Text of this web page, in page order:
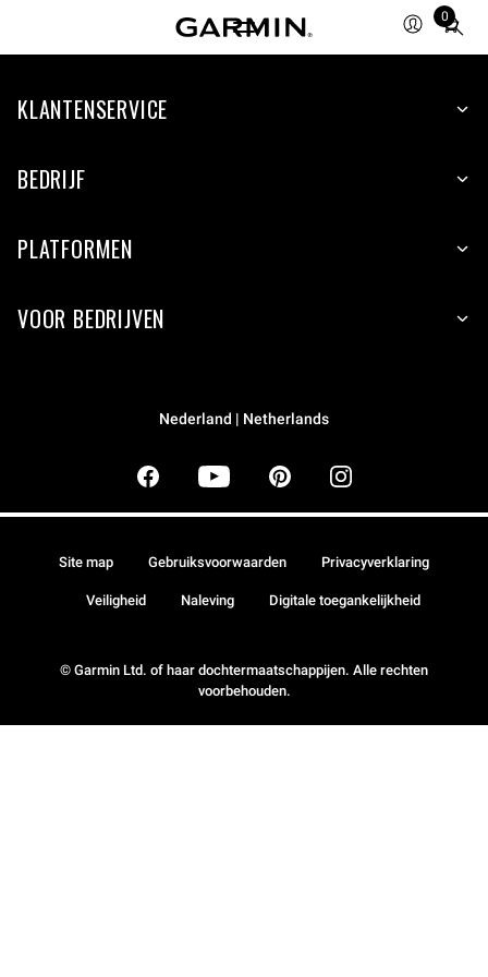
0
Total
items
cart:
KLANTENSERVICE
BEDRIJF
PLATFORMEN
VOOR BEDRIJVEN
Nederland | Netherlands
© Garmin Ltd. of haar dochtermaatschappijen. Alle rechten
voorbehouden.
Site map Gebruiksvoorwaarden Privacyverklaring
Veiligheid Naleving Digitale toegankelijkheid